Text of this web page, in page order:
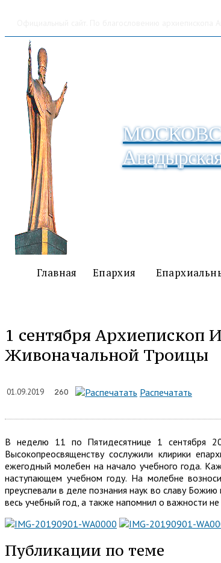
Главная Епархия
1 сентября Архиепископ
Живоначальной Троицы
01.09.2019 260 Распечатать
В неделю 11 по Пятидесятнице 1 сентября
Высокопреосвященству сослужили клирики
ежегодный молебен на начало учебного года.
наступающем учебном году. На молебне
преуспевали в деле познания наук во славу
весь учебный год, а также напомнил о важности
Публикации по теме